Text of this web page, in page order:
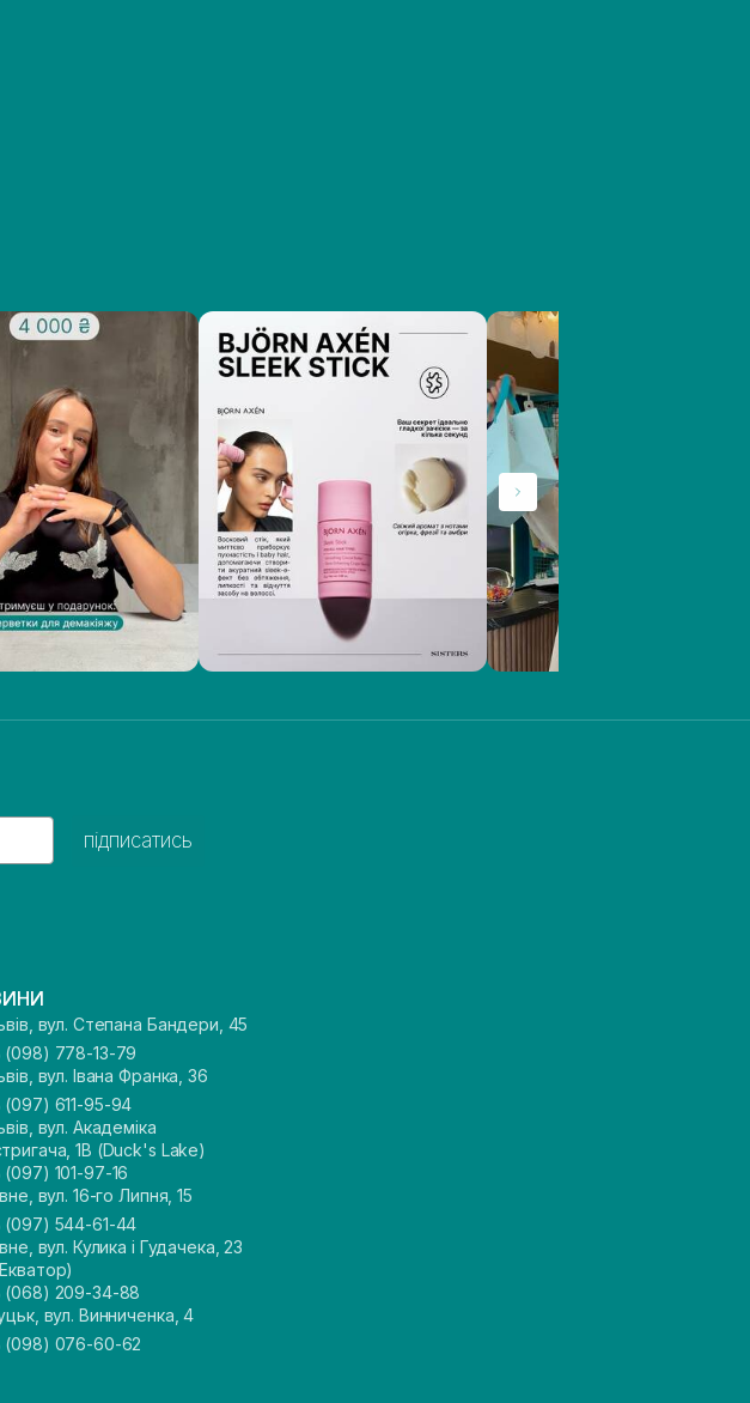
підписатись
вул. Степана Бандери, 45
(098) 778-13-79
вул. Івана Франка, 36
(097) 611-95-94
вул. Академіка
1В (Duck's Lake)
(097) 101-97-16
вул. 16-го Липня, 15
(097) 544-61-44
вул. Кулика і Гудачека, 23
(068) 209-34-88
вул. Винниченка, 4
(098) 076-60-62